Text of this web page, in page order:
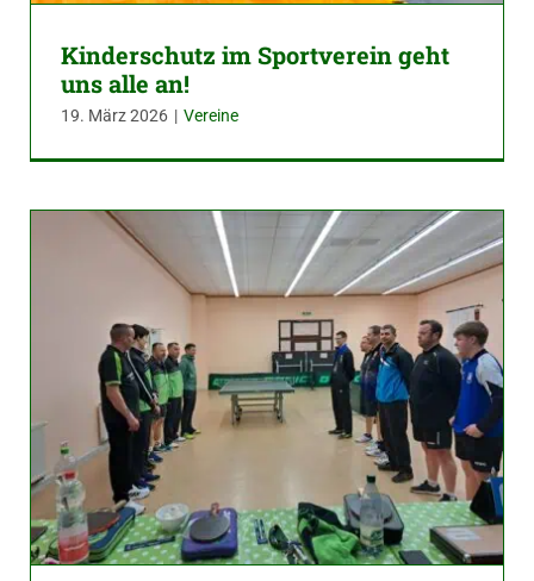
Kinderschutz im Sportverein geht
uns alle an!
19. März 2026 | Vereine